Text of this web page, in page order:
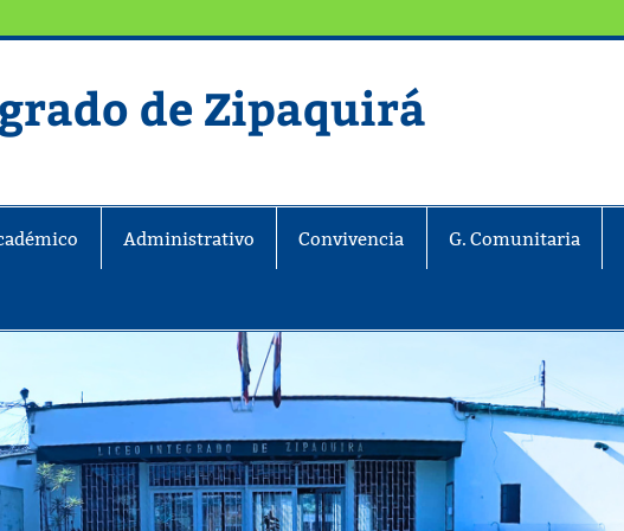
de Zipaquirá
Administrativo Convivencia G. Comunitaria